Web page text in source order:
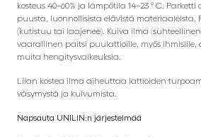
kosteus 40–60% ja lämpötila 14–23 ° C.
puusta, luonnollisista elävistä materiaaleista.
(kutistuu tai laajenee). Kuiva ilma (suhteellinen
vaarallinen paitsi puulattioille, myös
muita hengitysvaikeuksia.
Liian kostea ilma aiheuttaa lattioiden
väsymystä ja kuivumista.
Napsauta UNILIN:n järjestelmää